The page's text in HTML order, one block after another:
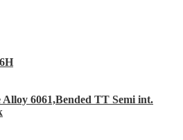
6061,Bended TT Semi int.